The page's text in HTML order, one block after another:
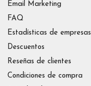
Email Marketing
FAQ
Estadísticas de empresas
Descuentos
Reseñas de clientes
Condiciones de compra